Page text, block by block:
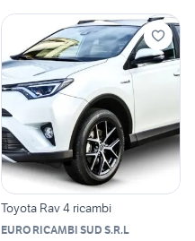
Toyota Rav 4 ricambi
EURO RICAMBI SUD S.R.L